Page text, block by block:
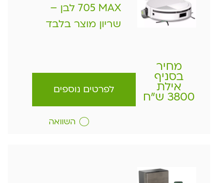
705 MAX לבן –
שריון מוצר בלבד
מחיר
בסניף
אילת
3800 ש"ח לפרטים נוספים
השוואה